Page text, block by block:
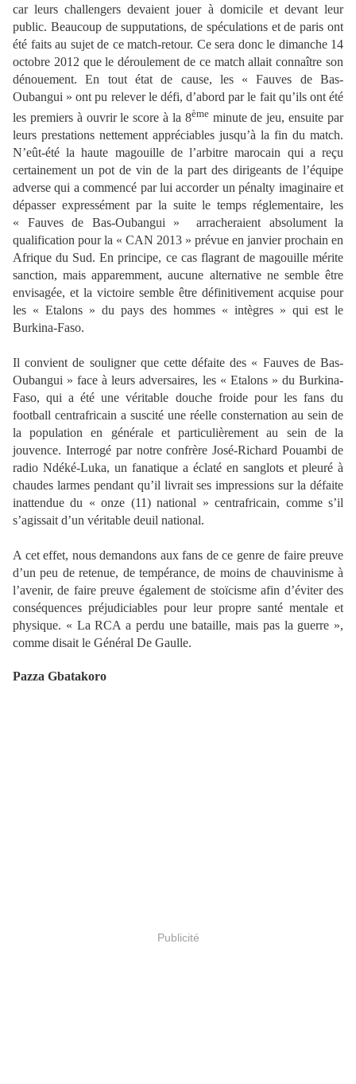
car leurs challengers devaient jouer à domicile et devant leur
public. Beaucoup de supputations, de spéculations et de paris ont
été faits au sujet de ce match-retour. Ce sera donc le dimanche 14
octobre 2012 que le déroulement de ce match allait connaître son
dénouement. En tout état de cause, les « Fauves de Bas-
Oubangui » ont pu relever le défi, d’abord par le fait qu’ils ont été
les premiers à ouvrir le score à la 8èmeminute de jeu, ensuite par
leurs prestations nettement appréciables jusqu’à la fin du match.
N’eût-été la haute magouille de l’arbitre marocain qui a reçu
certainement un pot de vin de la part des dirigeants de l’équipe
adverse qui a commencé par lui accorder un pénalty imaginaire et
dépasser expressément par la suite le temps réglementaire, les
« Fauves de Bas-Oubangui » arracheraient absolument la
qualification pour la « CAN 2013 » prévue en janvier prochain en
Afrique du Sud. En principe, ce cas flagrant de magouille mérite
sanction, mais apparemment, aucune alternative ne semble être
envisagée, et la victoire semble être définitivement acquise pour
les « Etalons » du pays des hommes « intègres » qui est le
Burkina-Faso.
Il convient de souligner que cette défaite des « Fauves de Bas-
Oubangui » face à leurs adversaires, les « Etalons » du Burkina-
Faso, qui a été une véritable douche froide pour les fans du
football centrafricain a suscité une réelle consternation au sein de
la population en générale et particulièrement au sein de la
jouvence. Interrogé par notre confrère José-Richard Pouambi de
radio Ndéké-Luka, un fanatique a éclaté en sanglots et pleuré à
chaudes larmes pendant qu’il livrait ses impressions sur la défaite
inattendue du « onze (11) national » centrafricain, comme s’il
s’agissait d’un véritable deuil national.
A cet effet, nous demandons aux fans de ce genre de faire preuve
d’un peu de retenue, de tempérance, de moins de chauvinisme à
l’avenir, de faire preuve également de stoïcisme afin d’éviter des
conséquences préjudiciables pour leur propre santé mentale et
physique. « La RCA a perdu une bataille, mais pas la guerre »,
comme disait le Général De Gaulle.
Pazza Gbatakoro
Publicité